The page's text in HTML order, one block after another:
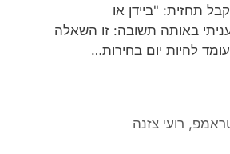
תחזית: "ביידן או
באותה תשובה: זו השאלה
להיות יום בחירות…
, רועי צזנה